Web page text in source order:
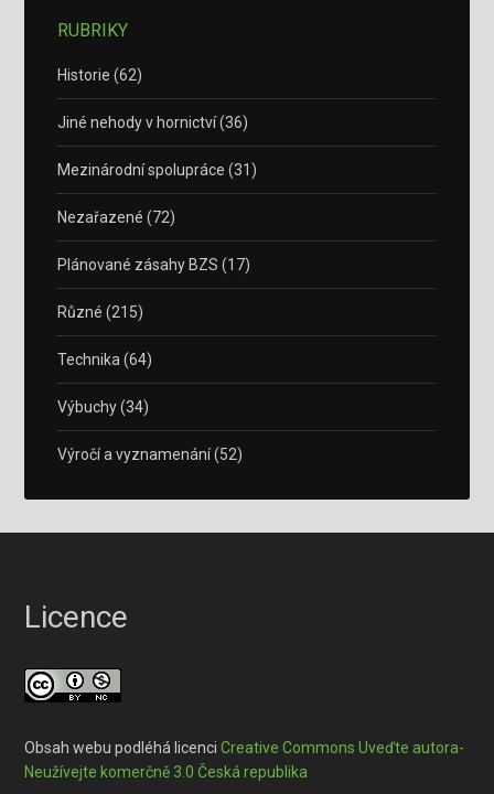
RUBRIKY
Historie (62)
Jiné nehody v hornictví(36)
Mezinárodní spolupráce (31)
Nezařazené (72)
Plánované zásahy BZS (17)
Různé (215)
Technika (64)
Výbuchy(34)
Výročí a vyznamenání(52)
Licence
Obsah webu podléhá licenciCreative Commons Uveďte autora-
Neužívejte komerčně 3.0 Česká republika